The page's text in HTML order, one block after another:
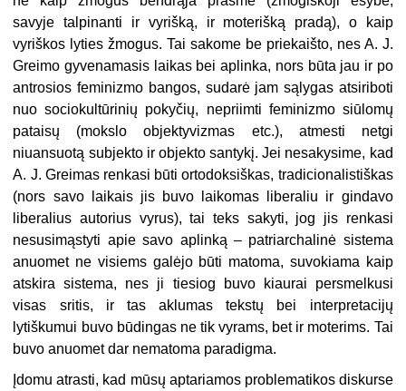
savyje talpinanti ir vyrišką, ir moterišką pradą), o kaip
vyriškos lyties žmogus. Tai sakome be priekaišto, nes A. J.
Greimo gyvenamasis laikas bei aplinka, nors būta jau ir po
antrosios feminizmo bangos, sudarė jam sąlygas atsiriboti
nuo sociokultūrinių pokyčių, nepriimti feminizmo siūlomų
pataisų (mokslo objektyvizmas etc.), atmesti netgi
niuansuotą subjekto ir objekto santykį. Jei nesakysime, kad
A. J. Greimas renkasi būti ortodoksiškas, tradicionalistiškas
(nors savo laikais jis buvo laikomas liberaliu ir gindavo
liberalius autorius vyrus), tai teks sakyti, jog jis renkasi
nesusimąstyti apie savo aplinką – patriarchalinė sistema
anuomet ne visiems galėjo būti matoma, suvokiama kaip
atskira sistema, nes ji tiesiog buvo kiaurai persmelkusi
visas sritis, ir tas aklumas tekstų bei interpretacijų
lytiškumui buvo būdingas ne tik vyrams, bet ir moterims. Tai
buvo anuomet dar nematoma paradigma.
Įdomu atrasti, kad mūsų aptariamos problematikos diskurse